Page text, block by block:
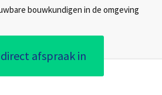
bouwkundigen in de omgeving
afspraak in